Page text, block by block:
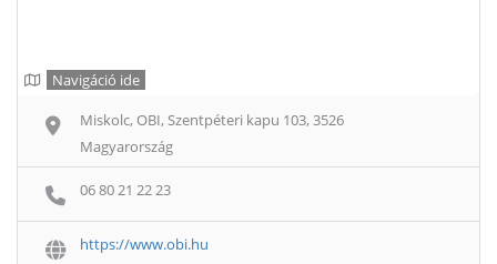
Navigáció ide
Miskolc, OBI, Szentpéteri kapu 103, 3526
Magyarország
06 80 21 22 23
https://www.obi.hu